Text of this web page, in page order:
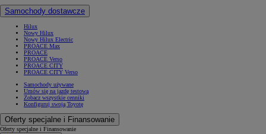
Samochody dostawcze
Hilux
Nowy Hilux
Nowy Hilux Electric
PROACE Max
PROACE
PROACE Verso
PROACE CITY
PROACE CITY Verso
Samochody używane
Umów się na jazdę testową
Zobacz wszystkie cenniki
Konfiguruj swoją Toyotę
Oferty specjalne i Finansowanie
Oferty specjalne i Finansowanie